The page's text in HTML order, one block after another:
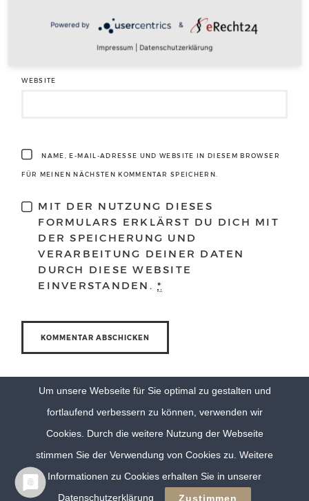
E-MAIL-ADRESSE
WEBSITE
NAME, E-MAIL-ADRESSE UND WEBSITE IN DIESEM BROWSER
FÜR MEINEN NÄCHSTEN KOMMENTAR SPEICHERN.
MIT DER NUTZUNG DIESES
FORMULARS ERKLÄRST DU DICH MIT
DER SPEICHERUNG UND
VERARBEITUNG DEINER DATEN
DURCH DIESE WEBSITE
EINVERSTANDEN.*
© Eva Berten Photography | Imprint Privacy Policy
Um unsere Webseite für Sie optimal zu gestalten und
fortlaufend verbessern zu können, verwenden wir
Cookies. Durch die weitere Nutzung der Webseite
stimmen Sie der Verwendung von Cookies zu. Weitere
Informationen zu Cookies erhalten Sie in unserer
Datenschutzerklärung
Zustimmen
Powered by &
Impressum Datenschutzerklärung